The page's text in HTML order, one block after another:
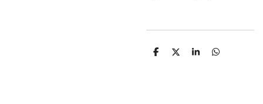
D
D
S
D